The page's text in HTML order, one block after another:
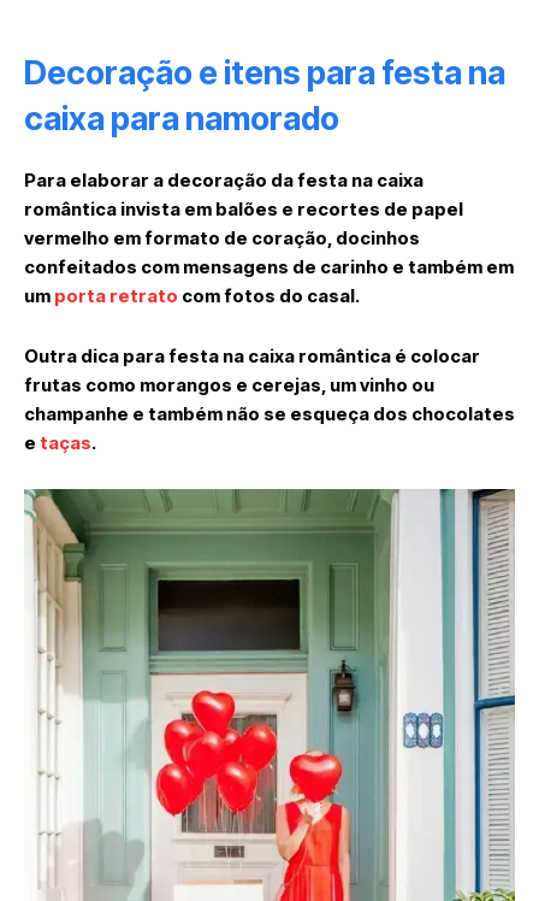
Decoração e itens para festa na
caixa para namorado
Para elaborar a decoração da festa na caixa
romântica invista em balões e recortes de papel
vermelho em formato de coração, docinhos
confeitados com mensagens de carinho e também em
um porta retrato com fotos do casal.
Outra dica para festa na caixa romântica é colocar
frutas como morangos e cerejas, um vinho ou
champanhe e também não se esqueça dos chocolates
e taças.